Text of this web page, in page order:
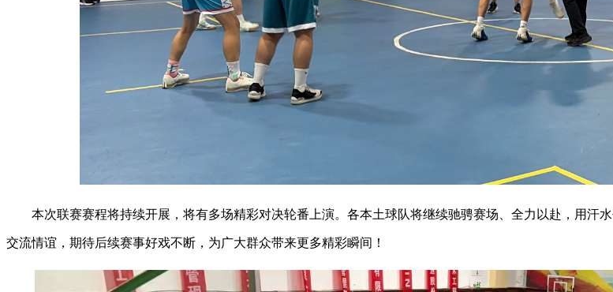
本次联赛赛程将持续开展，将有多场精彩对决轮番上演。各本土球队将继续驰骋赛场、全力以赴，用汗
交流情谊，期待后续赛事好戏不断，为广大群众带来更多精彩瞬间！